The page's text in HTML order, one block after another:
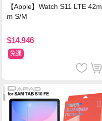
【Apple】Watch S11 LTE 42m
m S/M
$14,946
免運